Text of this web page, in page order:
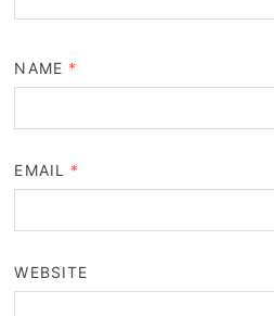
NAME *
EMAIL *
WEBSITE